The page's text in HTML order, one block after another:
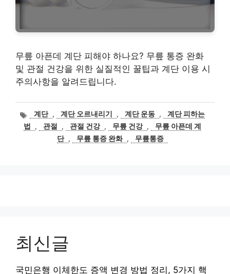
무릎 아픈데 계단 피해야 하나요? 무릎 통증 완화
및 관절 건강을 위한 실질적인 꿀팁과 계단 이용 시
주의사항을 알려드립니다.
태
그
계단 , 계단 오르내리기 , 계단 운동 ,
계단 피하는
법
, 관절 , 관절 건강 , 무릎 건강 ,
무릎 아픈데 계
단 , 무릎 통증 완화 , 무릎통증
최신글
국민은행 이체한도 증액 변경 방법 정리, 5가지 핵